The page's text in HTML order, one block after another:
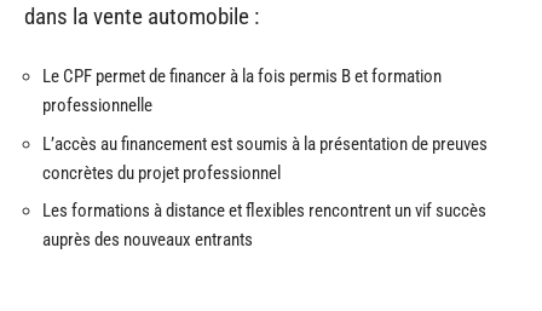
dans la vente automobile :
Le CPF permet de financer à la fois permis B et formation
professionnelle
L’accès au financement est soumis à la présentation de preuves
concrètes du projet professionnel
Les formations à distance et flexibles rencontrent un vif succès
auprès des nouveaux entrants